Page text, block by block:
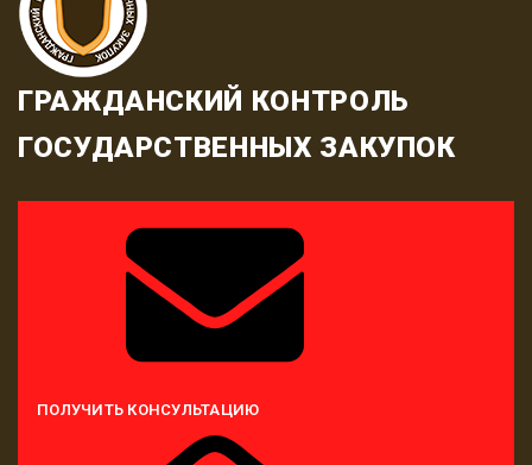
ГРАЖДАНСКИЙ КОНТРОЛЬ
ГОСУДАРСТВЕННЫХ ЗАКУПОК
ПОЛУЧИТЬ КОНСУЛЬТАЦИЮ